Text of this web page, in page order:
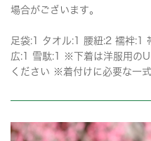
場合がございます。
足袋:1 タオル:1 腰紐:2 襦袢:1
広:1 雪駄:1 ※下着は洋服用の
ください ※着付けに必要な一式